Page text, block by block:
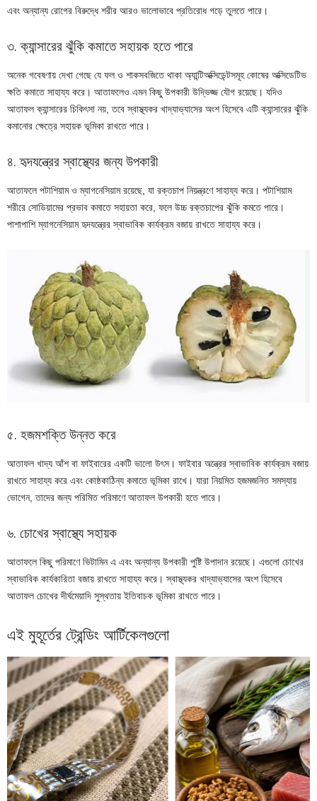
এবং অন্যান্য রোগের বিরুদ্ধে শরীর আরও ভালোভাবে প্রতিরোধ গড়ে তুলতে পারে।
৩. ক্যান্সারের ঝুঁকি কমাতে সহায়ক হতে পারে
অনেক গবেষণায় দেখা গেছে যে ফল ও শাকসবজিতে থাকা অ্যান্টিঅক্সিডেন্টসমূহ কোষের অক্সিডেটিভ
ক্ষতি কমাতে সাহায্য করে। আতাফলেও এমন কিছু উপকারী উদ্ভিজ্জ যৌগ রয়েছে। যদিও
আতাফল ক্যান্সারের চিকিৎসা নয়, তবে স্বাস্থ্যকর খাদ্যাভ্যাসের অংশ হিসেবে এটি ক্যান্সারের ঝুঁকি
কমানোর ক্ষেত্রে সহায়ক ভূমিকা রাখতে পারে।
৪. হৃদযন্ত্রের স্বাস্থ্যের জন্য উপকারী
আতাফলে পটাশিয়াম ও ম্যাগনেসিয়াম রয়েছে, যা রক্তচাপ নিয়ন্ত্রণে সাহায্য করে। পটাশিয়াম
শরীরে সোডিয়ামের প্রভাব কমাতে সহায়তা করে, ফলে উচ্চ রক্তচাপের ঝুঁকি কমতে পারে।
পাশাপাশি ম্যাগনেসিয়াম হৃদযন্ত্রের স্বাভাবিক কার্যক্রম বজায় রাখতে সাহায্য করে।
৫. হজমশক্তি উন্নত করে
আতাফল খাদ্য আঁশ বা ফাইবারের একটি ভালো উৎস। ফাইবার অন্ত্রের স্বাভাবিক কার্যক্রম বজায়
রাখতে সাহায্য করে এবং কোষ্ঠকাঠিন্য কমাতে ভূমিকা রাখে। যারা নিয়মিত হজমজনিত সমস্যায়
ভোগেন, তাদের জন্য পরিমিত পরিমাণে আতাফল উপকারী হতে পারে।
৬. চোখের স্বাস্থ্যে সহায়ক
আতাফলে কিছু পরিমাণে ভিটামিন এ এবং অন্যান্য উপকারী পুষ্টি উপাদান রয়েছে। এগুলো চোখের
স্বাভাবিক কার্যকারিতা বজায় রাখতে সাহায্য করে। স্বাস্থ্যকর খাদ্যাভ্যাসের অংশ হিসেবে
আতাফল চোখের দীর্ঘমেয়াদি সুস্থতায় ইতিবাচক ভূমিকা রাখতে পারে।
এই মুহূর্তের ট্রেন্ডিং আর্টিকেলগুলো